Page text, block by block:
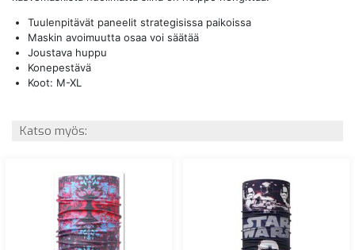
Tuulenpitävät paneelit strategisissa paikoissa
Maskin avoimuutta osaa voi säätää
Joustava huppu
Konepestävä
Koot: M-XL
Katso myös: